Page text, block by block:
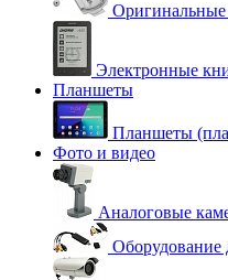
Оригинальные
Электронные
Планшеты
Планшеты
Фото и видео
Аналоговые
Оборудование